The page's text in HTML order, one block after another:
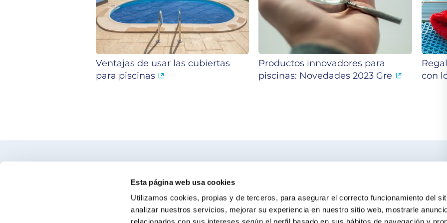
Esta página web usa cookies
Utilizamos cookies, propias y de terceros, para asegurar el correcto funcionamiento del
analizar nuestros servicios, mejorar su experiencia en nuestro sitio web, mostrarle
Ventajas de usar las cubiertas
para piscinas
Productos innovadores para
piscinas: Novedades 2023 Gre
con
Busca tu tienda
Buscar